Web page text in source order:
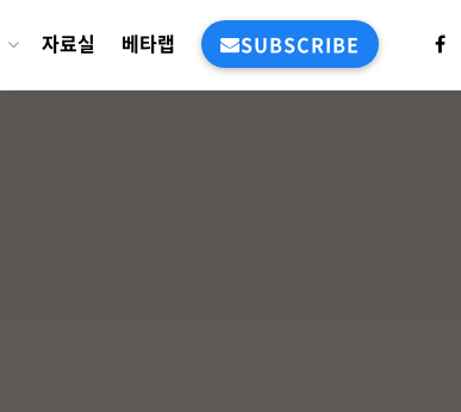
자료실 베타랩 SUBSCRIBE